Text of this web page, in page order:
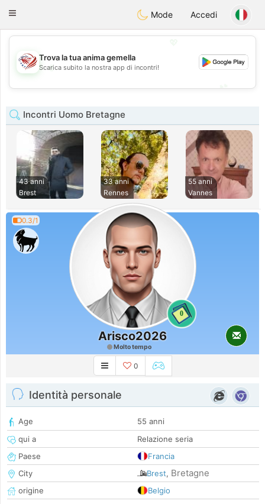
StatesDating
Toggle
Mode Accedi
💖
💕
Trova la tua anima gemella
Scarica subito la nostra app di incontri!
Incontri Uomo Bretagne
43 anni
Brest
33 anni
Rennes
55 anni
Vannes
0.3/1
0
Arisco2026
Molto tempo
0
Identità personale
Age
55 anni
qui a
Relazione seria
Paese
Francia
City
Brest, Bretagne
origine
Belgio